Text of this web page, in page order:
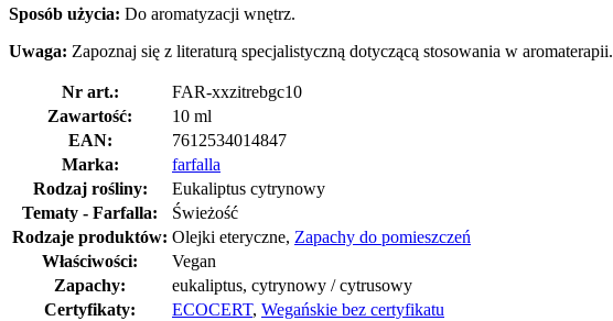
Sposób użycia: Do aromatyzacji wnętrz.
Uwaga: Zapoznaj się z literaturą specjalistyczną dotyczącą stosowania w aromaterapii.
Nr art.:
FAR-xxzitrebgc10
Zawartość:
10 ml
EAN:
7612534014847
Marka:
farfalla
Rodzaj rośliny:
Eukaliptus cytrynowy
Tematy - Farfalla:
Świeżość
Rodzaje produktów: Olejki eteryczne, Zapachy do pomieszczeń
Właściwości:
Vegan
Zapachy:
eukaliptus, cytrynowy / cytrusowy
Certyfikaty:
ECOCERT, Wegańskie bez certyfikatu